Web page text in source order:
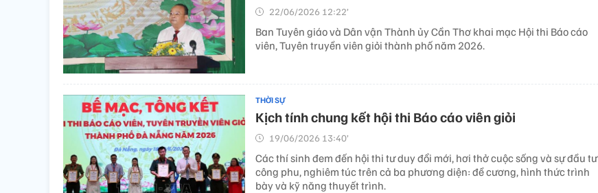
22/06/2026 12:22’
Ban Tuyên giáo và Dân vận Thành ủy Cần Thơ khai mạc Hội thi Báo cáo
viên, Tuyên truyền viên giỏi thành phố năm 2026.
THỜI SỰ
Kịch tính chung kết hội thi Báo cáo viên giỏi
19/06/2026 13:40’
Các thí sinh đem đến hội thi tư duy đổi mới, hơi thở cuộc sống và sự đầu tư
công phu, nghiêm túc trên cả ba phương diện: đề cương, hình thức trình
bày và kỹ năng thuyết trình.